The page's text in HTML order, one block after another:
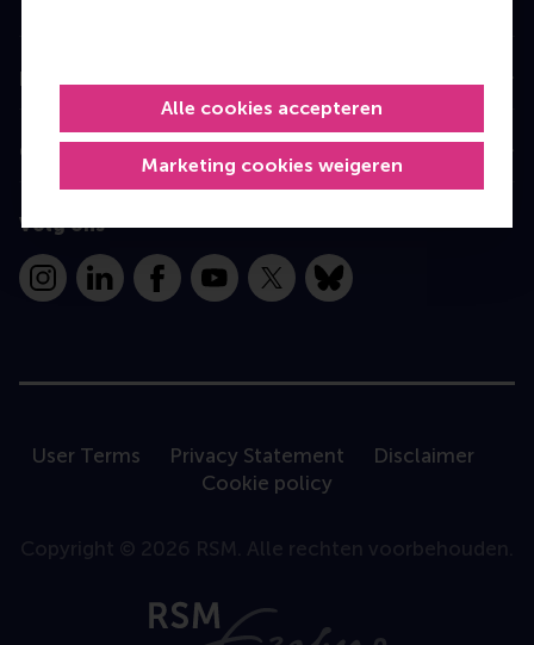
Marketing cookies weigeren
Alle cookies accepteren
Information for
Contact
Volg ons
InstagramLinkedInFacebookYouTube
X Bluesky
User Terms Privacy Statement
Disclaimer
Cookie policy